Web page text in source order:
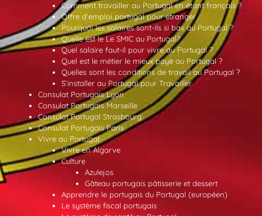
Comment travailler au Portugal en étant français ?
Offre d’emploi portugal pour etranger
Pourquoi les salaires sont-ils si bas au Portugal ?
Quelle est le Le SMIC au Portugal?
Quel salaire faut-il pour vivre au Portugal ?
Quel est le métier le mieux payé au Portugal ?
Quelles sont les conditions de travail au Portugal ?
S’installer au Portugal pour Travailler
Consulat Portugais Lyon
Consulat Portugais Marseille
Consulat Portugal Strasbourg
Consulat Portugais Paris
Vivre au Portugal
Vivre en Algarve
Culture
Azulejos
Gâteau portugais pâtisserie et dessert
Apprendre le portugais du Portugal (européen)
Le système fiscal portugais